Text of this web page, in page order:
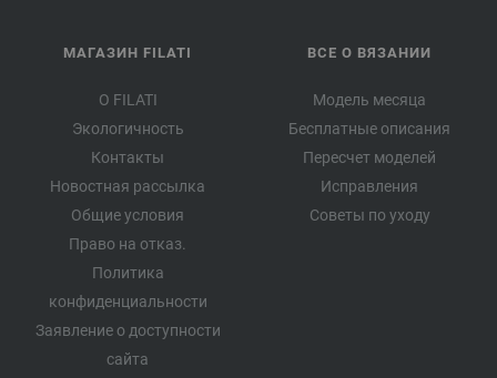
МАГАЗИН FILATI
О FILATI
Экологичность
Контакты
Новостная рассылка
Общие условия
Право на отказ.
Политика
конфиденциальности
Заявление о доступности
сайта
ВСЕ О ВЯЗАНИИ
Модель месяца
Бесплатные описания
Пересчет моделей
Исправления
Советы по уходу